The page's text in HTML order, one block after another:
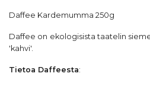
Daffee Kardemumma 250g
Daffee on ekologisista taatelin
'kahvi'.
Tietoa Daffeesta: